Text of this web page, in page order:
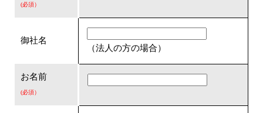
(必須）
御社名
（法人の方の場合）
お名前
(必須）